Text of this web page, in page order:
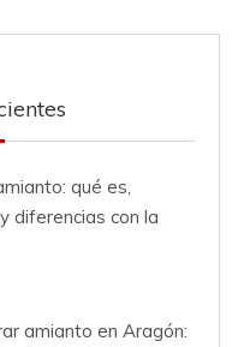
qué es,
diferencias con la
amianto en Aragón: